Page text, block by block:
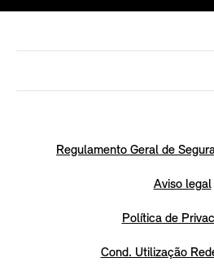
Regulamento Geral de
Aviso legal
Política de
Cond. Utilização